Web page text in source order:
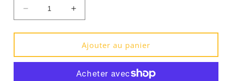
Réduire
la
quantité
Abonnement
2
Augmenter
la
quantité
de
Abonnement
2
ans
Ajouter au panier